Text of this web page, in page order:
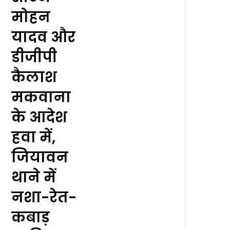
मोहन
यादव और
डीजीपी
कैलाश
मकवाना
के आदेश
हवा में,
जियावन
थाने में
नशा-रेत-
कबाड़